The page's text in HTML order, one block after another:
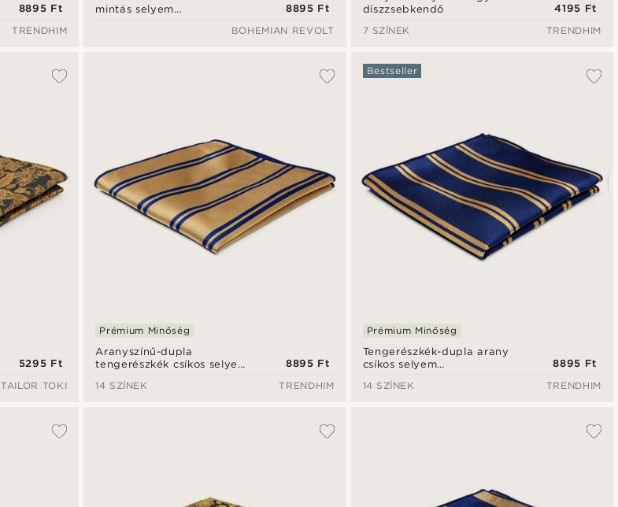
8895 Ft
TRENDHIM
mintás selyem
8895 Ft
BOHEMIAN REVOLT
díszzsebkendő
4195 Ft
7 SZÍNEK
TRENDHIM
5295 Ft
TAILOR TOKI
Aranyszínű-dupla
tengerészkék csíkos selyem
Prémium Minőség
8895 Ft
14 SZÍNEK
TRENDHIM
Tengerészkék-dupla arany
csíkos selyem
Bestseller
Prémium Minőség
8895 Ft
14 SZÍNEK
TRENDHIM